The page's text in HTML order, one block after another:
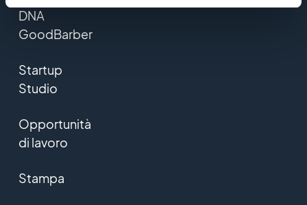
DNA
GoodBarber
Startup
Studio
Opportunità
di lavoro
Stampa